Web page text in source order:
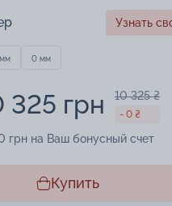
Узнать
0 мм
325 грн 10 325 ₴
- 0 ₴
грн на Ваш бонусный счет
Купить